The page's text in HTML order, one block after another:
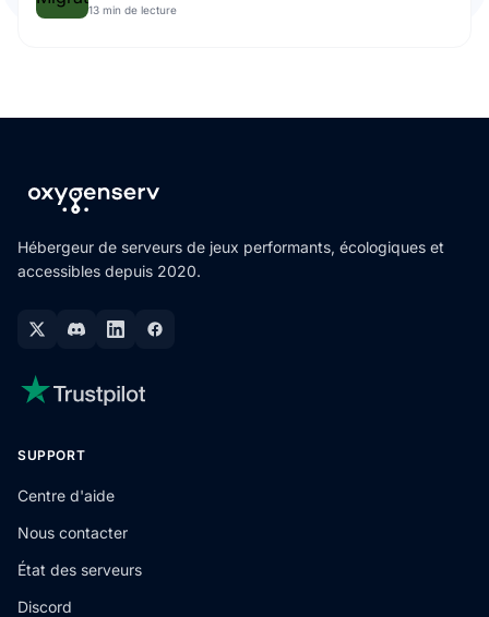
13 min de lecture
Hébergeur de serveurs de jeux performants, écologiques et
accessibles depuis 2020.
SUPPORT
Centre d'aide
Nous contacter
État des serveurs
Discord